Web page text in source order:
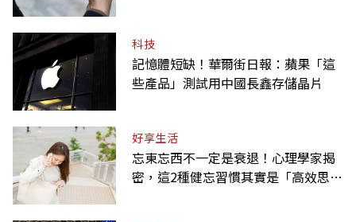
科技
記憶體短缺！華爾街日報：蘋果「這
些產品」測試用中國長鑫存儲晶片
好享生活
忘東忘西不一定是衰退！心理學家揭
密，這2種健忘習慣其實是「高效思